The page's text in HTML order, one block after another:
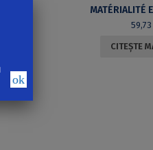
59,73
CITEȘTE
ok